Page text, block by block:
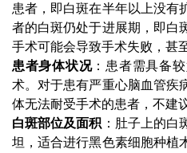
患者，即白斑在半年以上没有
者的白斑仍处于进展期，即白
手术可能会导致手术失败，甚
患者身体状况：患者需具备
术。对于患有严重心脑血管疾
体无法耐受手术的患者，不建
白斑部位及面积 ：肚子上的白
坦，适合进行黑色素细胞种植